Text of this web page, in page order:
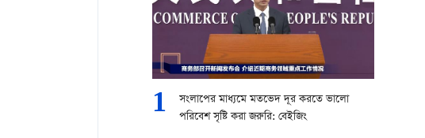
1
সংলাপের মাধ্যমে মতভেদ দূর করতে ভালো
পরিবেশ সৃষ্টি করা জরুরি: বেইজিং